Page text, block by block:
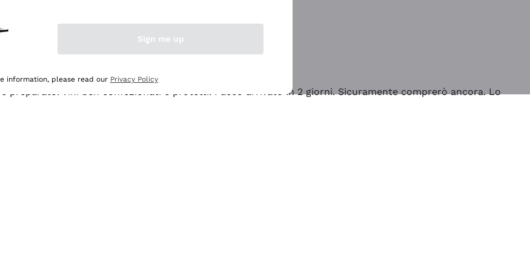
preparato. Vini ben confezionati e protetti. Pacco arrivato in 2 giorni. Sicuramente comprerò ancora. Lo
Sign me up
information, please read our Privacy Policy